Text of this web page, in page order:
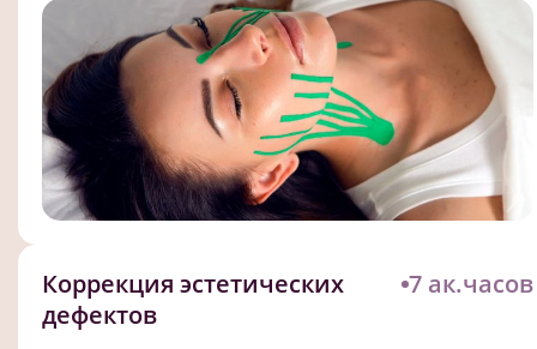
Коррекция эстетических
дефектов
7 ак.часов